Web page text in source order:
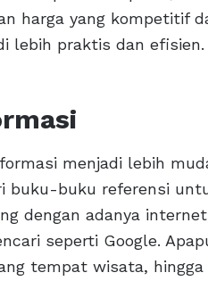
harga yang kompetitif
lebih praktis dan efisien.
menjadi lebih
buku-buku referensi
dengan adanya
seperti Google.
tempat wisata,